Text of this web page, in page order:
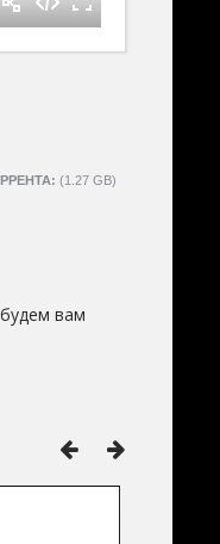
(1.27 GB)
вам